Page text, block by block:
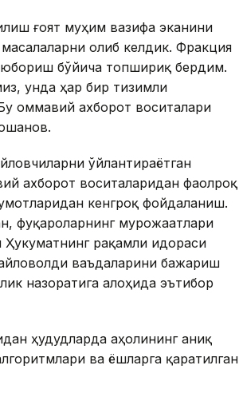
ғоят муҳим вазифа эканини
олиб келдик. Фракция
бўйича топшириқ бердим.
унда ҳар бир тизимли
оммавий ахборот воситалари
ўйлантираётган
ахборот воситаларидан фаолроқ
кенгроқ фойдаланиш.
фуқароларнинг мурожаатлари
рақамли идораси
ваъдаларини бажариш
назоратига алоҳида эътибор
ҳудудларда аҳолининг аниқ
ва ёшларга қаратилган